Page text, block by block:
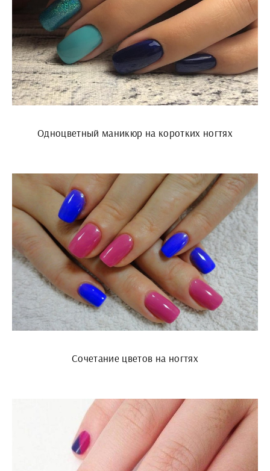
Одноцветный маникюр на коротких ногтях
Сочетание цветов на ногтях